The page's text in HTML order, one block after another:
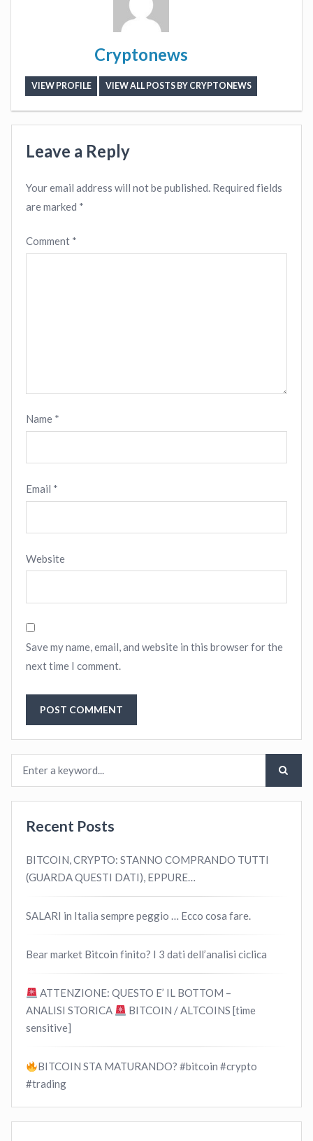
Cryptonews
VIEW PROFILE VIEW ALL POSTS BY CRYPTONEWS
Leave a Reply
Your email address will not be published. Required fields
are marked *
Comment *
Name *
Email *
Website
Save my name, email, and website in this browser for the
next time I comment.
Recent Posts
BITCOIN, CRYPTO: STANNO COMPRANDO TUTTI
(GUARDA QUESTI DATI), EPPURE…
SALARI in Italia sempre peggio … Ecco cosa fare.
Bear market Bitcoin finito? I 3 dati dell’analisi ciclica
ATTENZIONE: QUESTO E’ IL BOTTOM –
ANALISI STORICA
BITCOIN / ALTCOINS [time
sensitive]
BITCOIN STA MATURANDO? #bitcoin #crypto
#trading